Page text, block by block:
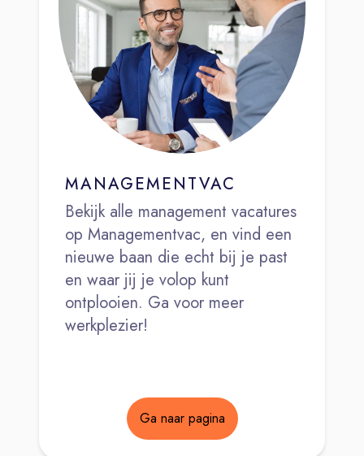
MANAGEMENTVAC
Bekijk alle management vacatures
op Managementvac, en vind een
nieuwe baan die echt bij je past
en waar jij je volop kunt
ontplooien. Ga voor meer
werkplezier!
Ga naar pagina